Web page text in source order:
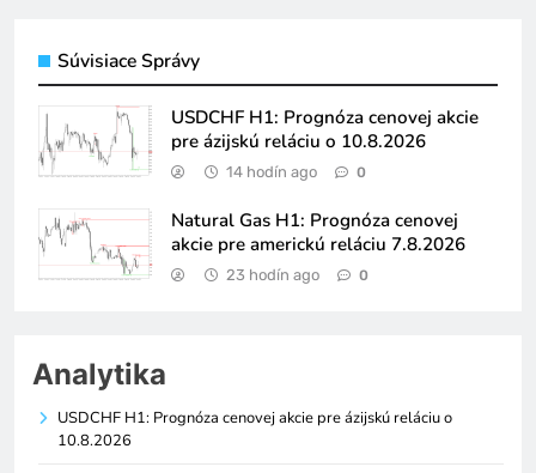
Súvisiace Správy
USDCHF H1: Prognóza cenovej akcie
pre ázijskú reláciu o 10.8.2026
14 hodín ago 0
Natural Gas H1: Prognóza cenovej
akcie pre americkú reláciu 7.8.2026
23 hodín ago 0
Analytika
USDCHF H1: Prognóza cenovej akcie pre ázijskú reláciu o
10.8.2026